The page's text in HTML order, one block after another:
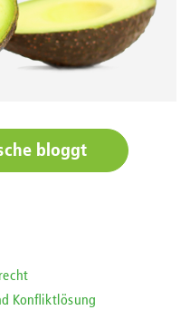
bloggt
Konfliktlösung